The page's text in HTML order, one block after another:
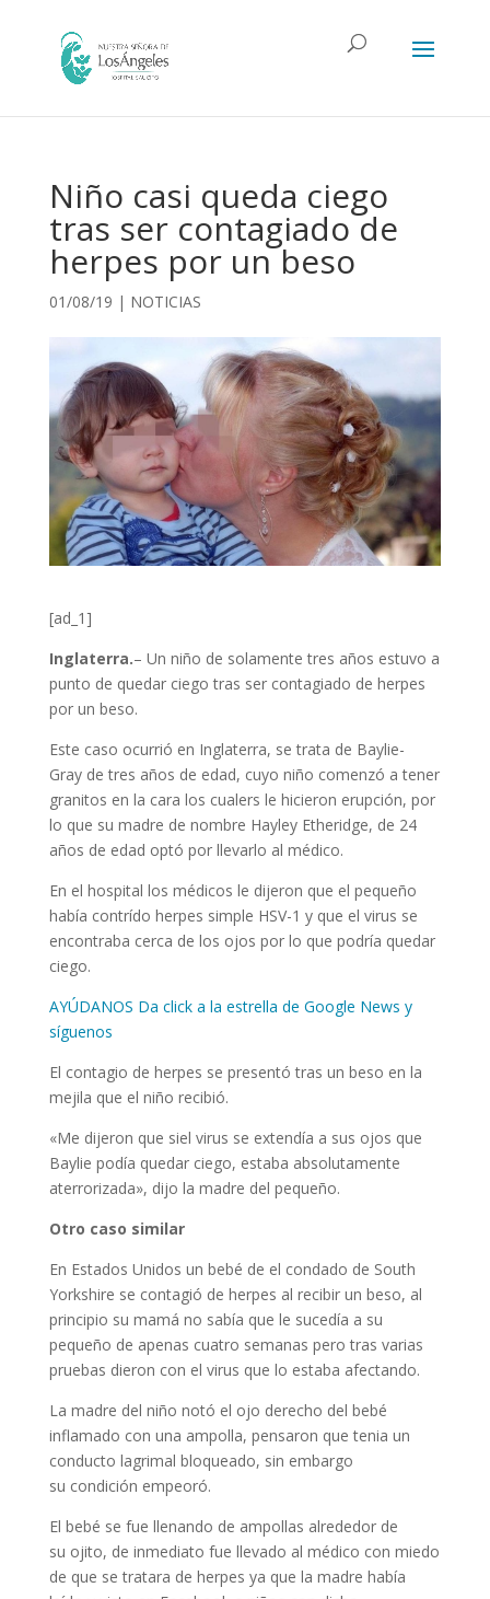
Niño casi queda ciego
tras ser contagiado de
herpes por un beso
01/08/19 | NOTICIAS
[ad_1]
Inglaterra.– Un niño de solamente tres años estuvo a
punto de quedar ciego tras ser contagiado de herpes
por un beso.
Este caso ocurrió en Inglaterra, se trata de Baylie-
Gray de tres años de edad, cuyo niño comenzó a tener
granitos en la cara los cualers le hicieron erupción, por
lo que su madre de nombre Hayley Etheridge, de 24
años de edad optó por llevarlo al médico.
En el hospital los médicos le dijeron que el pequeño
había contrído herpes simple HSV-1 y que el virus se
encontraba cerca de los ojos por lo que podría quedar
ciego.
AYÚDANOS Da click a la estrella de Google News y
síguenos
El contagio de herpes se presentó tras un beso en la
mejila que el niño recibió.
«Me dijeron que siel virus se extendía a sus ojos que
Baylie podía quedar ciego, estaba absolutamente
aterrorizada», dijo la madre del pequeño.
Otro caso similar
En Estados Unidos un bebé de el condado de South
Yorkshire se contagió de herpes al recibir un beso, al
principio su mamá no sabía que le sucedía a su
pequeño de apenas cuatro semanas pero tras varias
pruebas dieron con el virus que lo estaba afectando.
La madre del niño notó el ojo derecho del bebé
inflamado con una ampolla, pensaron que tenia un
conducto lagrimal bloqueado, sin embargo
su condición empeoró.
El bebé se fue llenando de ampollas alrededor de
su ojito, de inmediato fue llevado al médico con miedo
de que se tratara de herpes ya que la madre había